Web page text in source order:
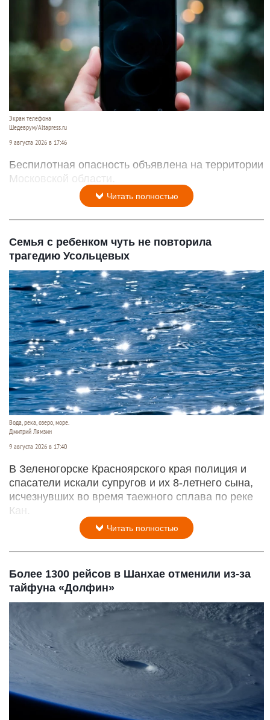
Экран телефона
Шедеврум/Altapress.ru
9 августа 2026 в 17:46
Беспилотная опасность объявлена на территории
Московской области.
Читать полностью
Семья с ребенком чуть не повторила
трагедию Усольцевых
Вода, река, озеро, море.
Дмитрий Лямзин
9 августа 2026 в 17:40
В Зеленогорске Красноярского края полиция и
спасатели искали супругов и их 8-летнего сына,
исчезнувших во время таежного сплава по реке
Кан.
Читать полностью
Более 1300 рейсов в Шанхае отменили из-за
тайфуна «Долфин»